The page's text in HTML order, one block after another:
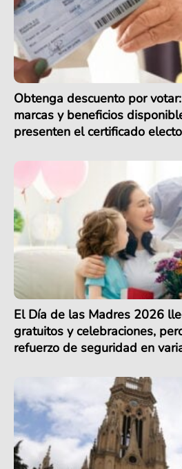
Obtenga descuento por
marcas y beneficios
presenten el certificado
El Día de las Madres 2026
gratuitos y celebraciones,
refuerzo de seguridad en